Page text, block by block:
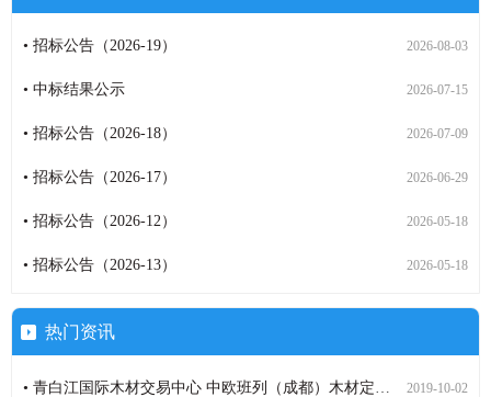
2026-08-03
• 招标公告（2026-19）
2026-07-15
• 中标结果公示
2026-07-09
• 招标公告（2026-18）
2026-06-29
• 招标公告（2026-17）
2026-05-18
• 招标公告（2026-12）
2026-05-18
• 招标公告（2026-13）
热门资讯
2019-10-02
• 青白江国际木材交易中心 中欧班列（成都）木材定制班列订舱运营步入正轨